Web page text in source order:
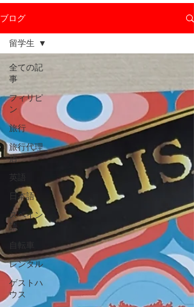
ブログ
全ての記
事
フィリピ
ン
旅行
旅行代理
店
英語
日本語
スペイン
語
自転車
レンタル
ゲストハ
ウス
留学生